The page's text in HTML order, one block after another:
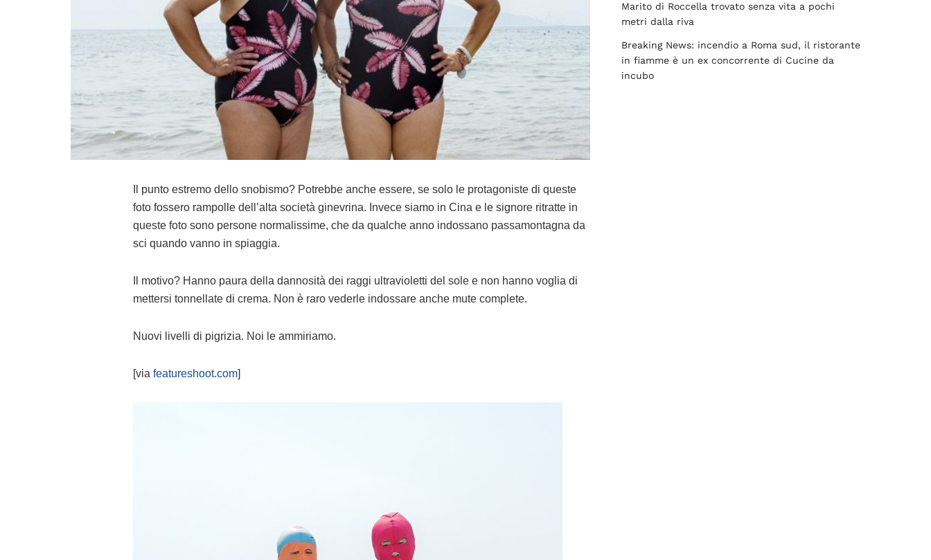
Il punto estremo dello snobismo? Potrebbe anche essere, se solo le protagoniste di queste
foto fossero rampolle dell’alta società ginevrina. Invece siamo in Cina e le signore ritratte in
queste foto sono persone normalissime, che da qualche anno indossano passamontagna da
sci quando vanno in spiaggia.
Il motivo? Hanno paura della dannosità dei raggi ultravioletti del sole e non hanno voglia di
mettersi tonnellate di crema. Non è raro vederle indossare anche mute complete.
Nuovi livelli di pigrizia. Noi le ammiriamo.
[via featureshoot.com]
Marito di Roccella trovato senza vita a pochi
metri dalla riva
Breaking News: incendio a Roma sud, il ristorante
in fiamme è un ex concorrente di Cucine da
incubo